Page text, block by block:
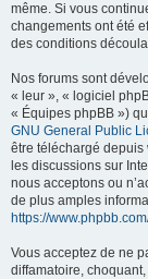
même. Si vous
changements ont été
des conditions
Nos forums sont
« leur », « logiciel
« Équipes phpBB »)
GNU General Public
être téléchargé depuis
les discussions sur
nous acceptons ou
de plus amples
https://
Vous acceptez de ne
diffamatoire,